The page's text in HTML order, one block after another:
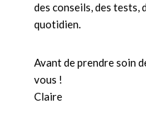
des conseils, des
quotidien.
Avant de prendre soin
vous !
Claire